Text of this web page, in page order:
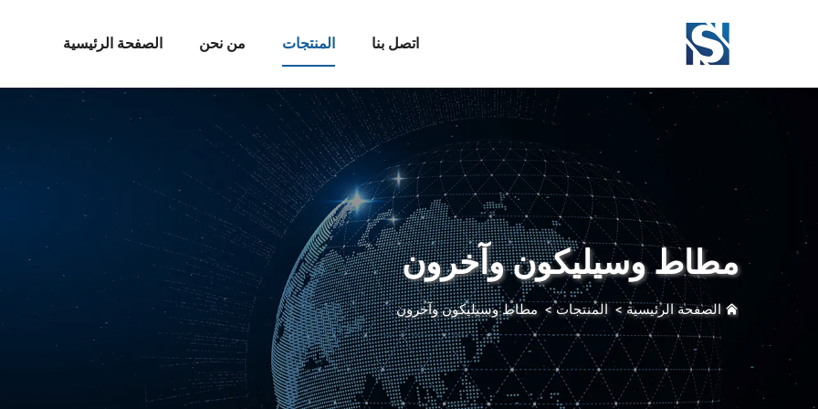
الصفحة الرئيسية من نحن المنتجات اتصل بنا
مطاط وسيليكون وآخرون
الصفحة الرئيسية > المنتجات> مطاط وسيليكون وآخرون